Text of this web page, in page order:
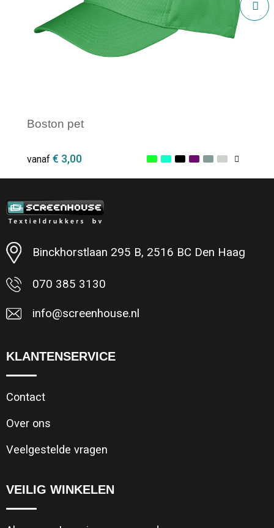
Boston pet
vanaf € 3,00
Minimale afname: 1
Binckhorstlaan 295 B, 2516 BC Den Haag
070 385 3130
info@screenhouse.nl
KLANTENSERVICE
Contact
Over ons
Veelgestelde vragen
VEILIG WINKELEN